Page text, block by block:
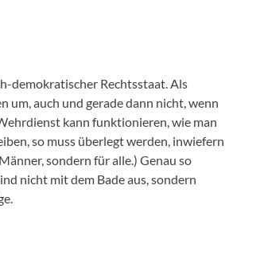
demokratischer Rechtsstaat. Als
auch und gerade dann nicht, wenn
kann funktionieren, wie man
so muss überlegt werden, inwiefern
sondern für alle.) Genau so
nicht mit dem Bade aus, sondern